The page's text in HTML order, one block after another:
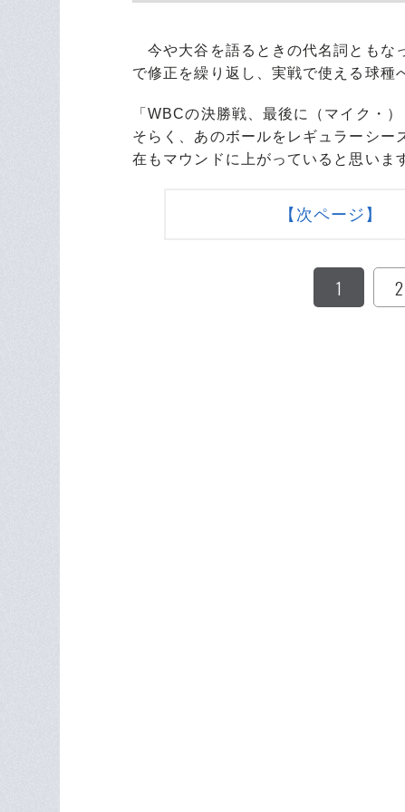
今や大谷を語るときの代名詞ともな
で修正を繰り返し、実戦で使える球種
「WBCの決勝戦、最後に（マイク・
そらく、あのボールをレギュラーシー
在もマウンドに上がっていると思いま
【次ページ】
1 2